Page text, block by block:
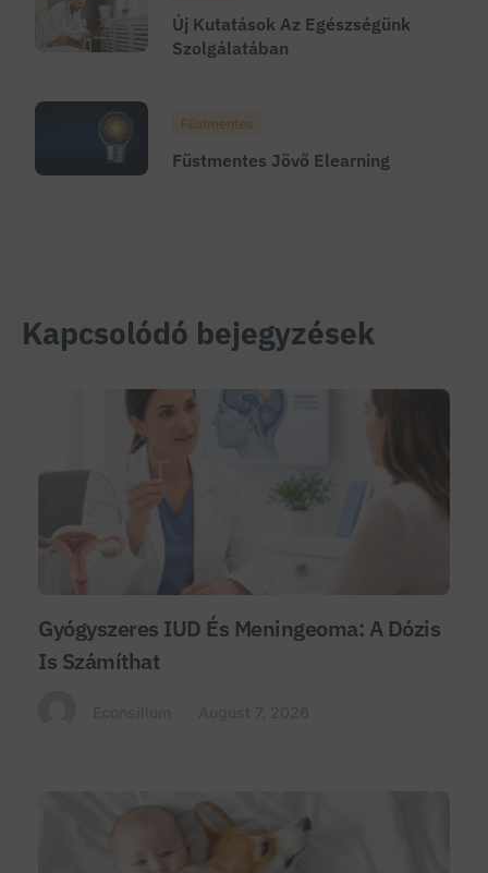
Új Kutatások Az Egészségünk
Szolgálatában
Füstmentes
Füstmentes Jövő Elearning
Kapcsolódó bejegyzések
Gyógyszeres IUD És Meningeoma: A Dózis
Is Számíthat